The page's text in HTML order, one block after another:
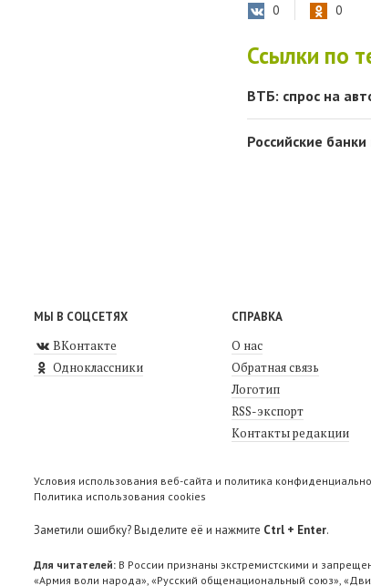
0 0
Ссылки по
ВТБ: спрос на
Российские
МЫ В СОЦСЕТЯХ
ВКонтакте
Одноклассники
СПРАВКА
О нас
Обратная связь
Логотип
RSS-экспорт
Контакты редакции
Условия использования веб-сайта и политика
Политика использования cookies
Заметили ошибку? Выделите её и нажмите Ctrl + Enter.
Для читателей: В России признаны экстремистскими и
«Армия воли народа», «Русский общенациональный союз»,